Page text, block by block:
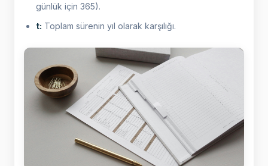
günlük için 365).
t: Toplam sürenin yıl olarak karşılığı.